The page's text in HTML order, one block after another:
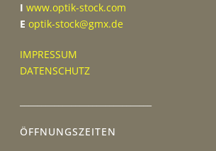
I www.optik-stock.com
E optik-stock@gmx.de
IMPRESSUM
DATENSCHUTZ
ÖFFNUNGSZEITEN